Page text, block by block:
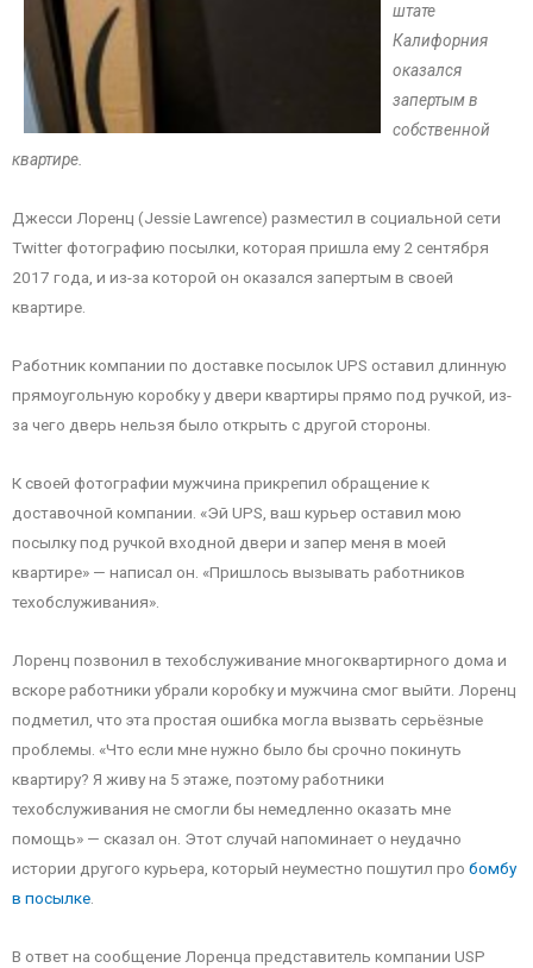
штате
Калифорния
оказался
запертым в
собственной
квартире.
Джесси Лоренц (Jessie Lawrence) разместил в социальной сети
Twitter фотографию посылки, которая пришла ему 2 сентября
2017 года, и из-за которой он оказался запертым в своей
квартире.
Работник компании по доставке посылок UPS оставил длинную
прямоугольную коробку у двери квартиры прямо под ручкой, из-
за чего дверь нельзя было открыть с другой стороны.
К своей фотографии мужчина прикрепил обращение к
доставочной компании. «Эй UPS, ваш курьер оставил мою
посылку под ручкой входной двери и запер меня в моей
квартире» — написал он. «Пришлось вызывать работников
техобслуживания».
Лоренц позвонил в техобслуживание многоквартирного дома и
вскоре работники убрали коробку и мужчина смог выйти. Лоренц
подметил, что эта простая ошибка могла вызвать серьёзные
проблемы. «Что если мне нужно было бы срочно покинуть
квартиру? Я живу на 5 этаже, поэтому работники
техобслуживания не смогли бы немедленно оказать мне
помощь» — сказал он. Этот случай напоминает о неудачно
истории другого курьера, который неуместно пошутил про бомбу
в посылке
В ответ на сообщение Лоренца представитель компании USP